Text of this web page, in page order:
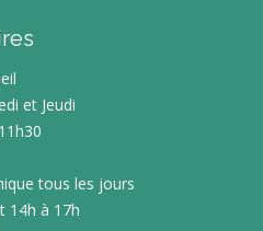
et Jeudi
tous les jours
14h à 17h